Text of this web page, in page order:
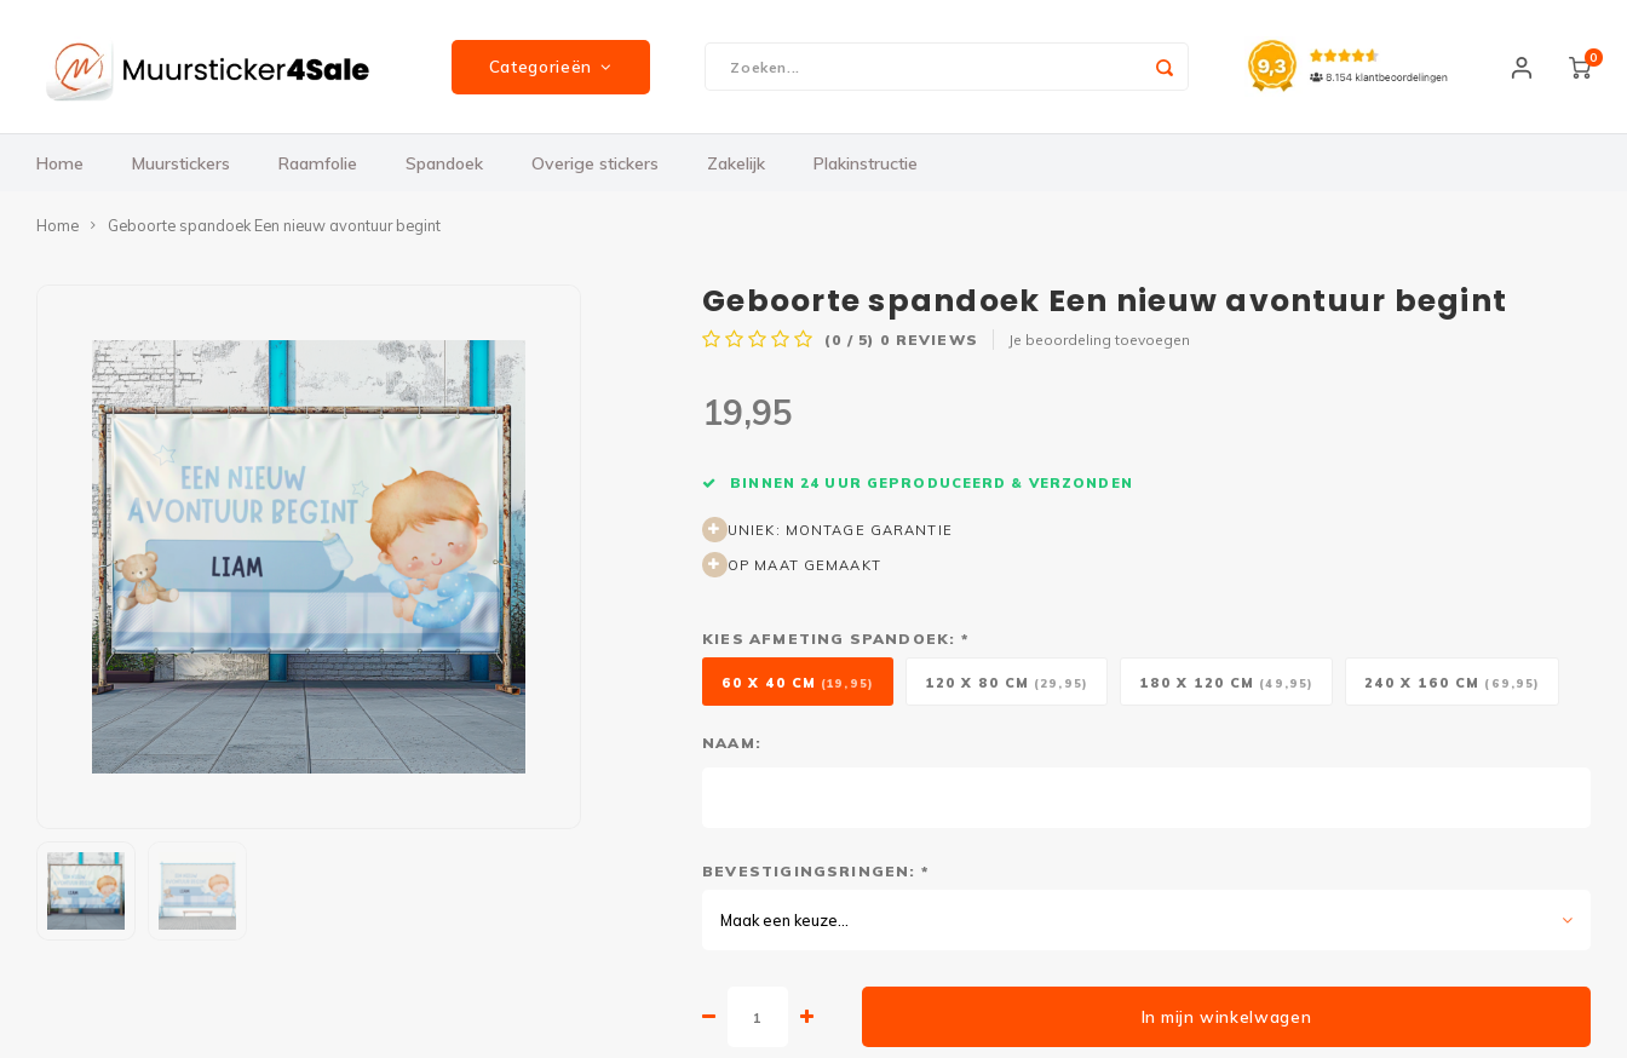
Categorieën 0
Home Muurstickers Raamfolie Spandoek Overige stickers Zakelijk Plakinstructie
Home Geboorte spandoek Een nieuw avontuur begint
Geboorte spandoek Een nieuw avontuur begint
(0 / 5) 0 REVIEWS Je beoordeling toevoegen
19,95
BINNEN 24 UUR GEPRODUCEERD & VERZONDEN
UNIEK: MONTAGE GARANTIE
OP MAAT GEMAAKT
KIES AFMETING SPANDOEK: *
60 X 40 CM (19,95) 120 X 80 CM (29,95) 180 X 120 CM (49,95) 240 X 160 CM (69,95)
NAAM:
BEVESTIGINGSRINGEN: *
Maak een keuze...
In mijn winkelwagen